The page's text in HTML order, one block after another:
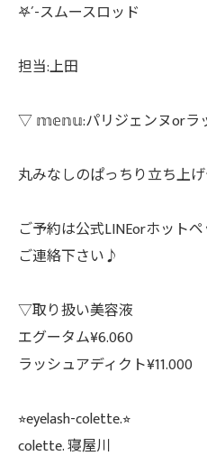
𖤐´-スムースロッド
担当:上田
▽ 𝕞𝕖𝕟𝕦:パリジェンヌorラ
丸みなしのぱっちり立ち上
ご予約は公式LINEorホット
ご連絡下さい♪
▽取り扱い美容液
エグータム¥6.060
ラッシュアディクト¥11.000
⭐︎eyelash-colette.⭐︎
colette. 寝屋川